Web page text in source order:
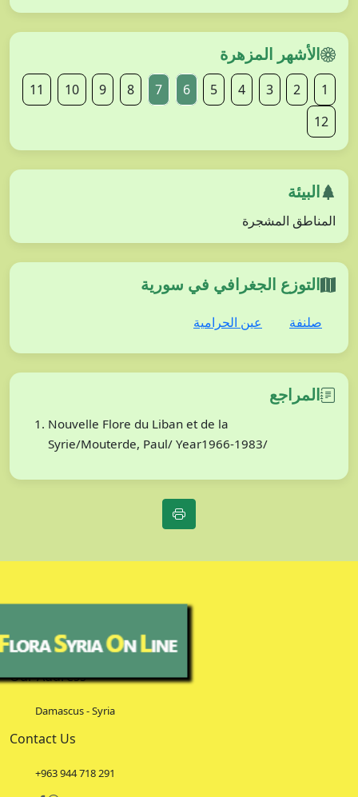
الأشهر المزهرة
1
2
3
4
5
6
7
8
9
10
11
12
البيئة
المناطق المشجرة
التوزع الجغرافي في سورية
صلنفة عين الحرامية
المراجع
Nouvelle Flore du Liban et de la
Syrie/Mouterde, Paul/ Year1966-1983/
Our Address
Damascus - Syria
Contact Us
+963 944 718 291